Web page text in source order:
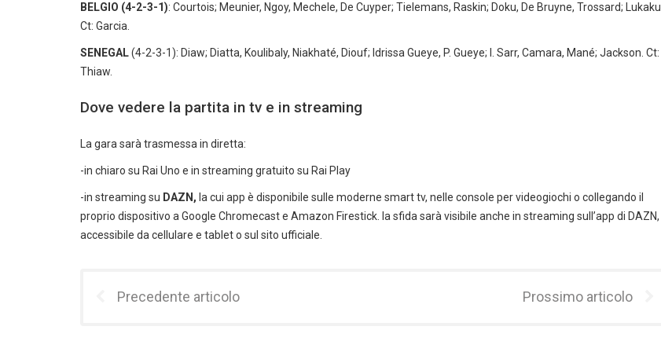
BELGIO (4-2-3-1): Courtois; Meunier, Ngoy, Mechele, De Cuyper; Tielemans, Raskin; Doku, De Bruyne, Trossard; Lukaku.
Ct: Garcia.
SENEGAL(4-2-3-1): Diaw; Diatta, Koulibaly, Niakhaté, Diouf; Idrissa Gueye, P. Gueye; I. Sarr, Camara, Mané; Jackson. Ct:
Thiaw.
Dove vedere la partita in tv e in streaming
La gara sarà trasmessa in diretta:
-in chiaro su Rai Uno e in streaming gratuito su Rai Play
-in streaming su DAZN, la cui app è disponibile sulle moderne smart tv, nelle console per videogiochi o collegando il
proprio dispositivo a Google Chromecast e Amazon Firestick. la sfida sarà visibile anche in streaming sull’app di DAZN,
accessibile da cellulare e tablet o sul sito ufficiale.
Precedente articolo Prossimo articolo